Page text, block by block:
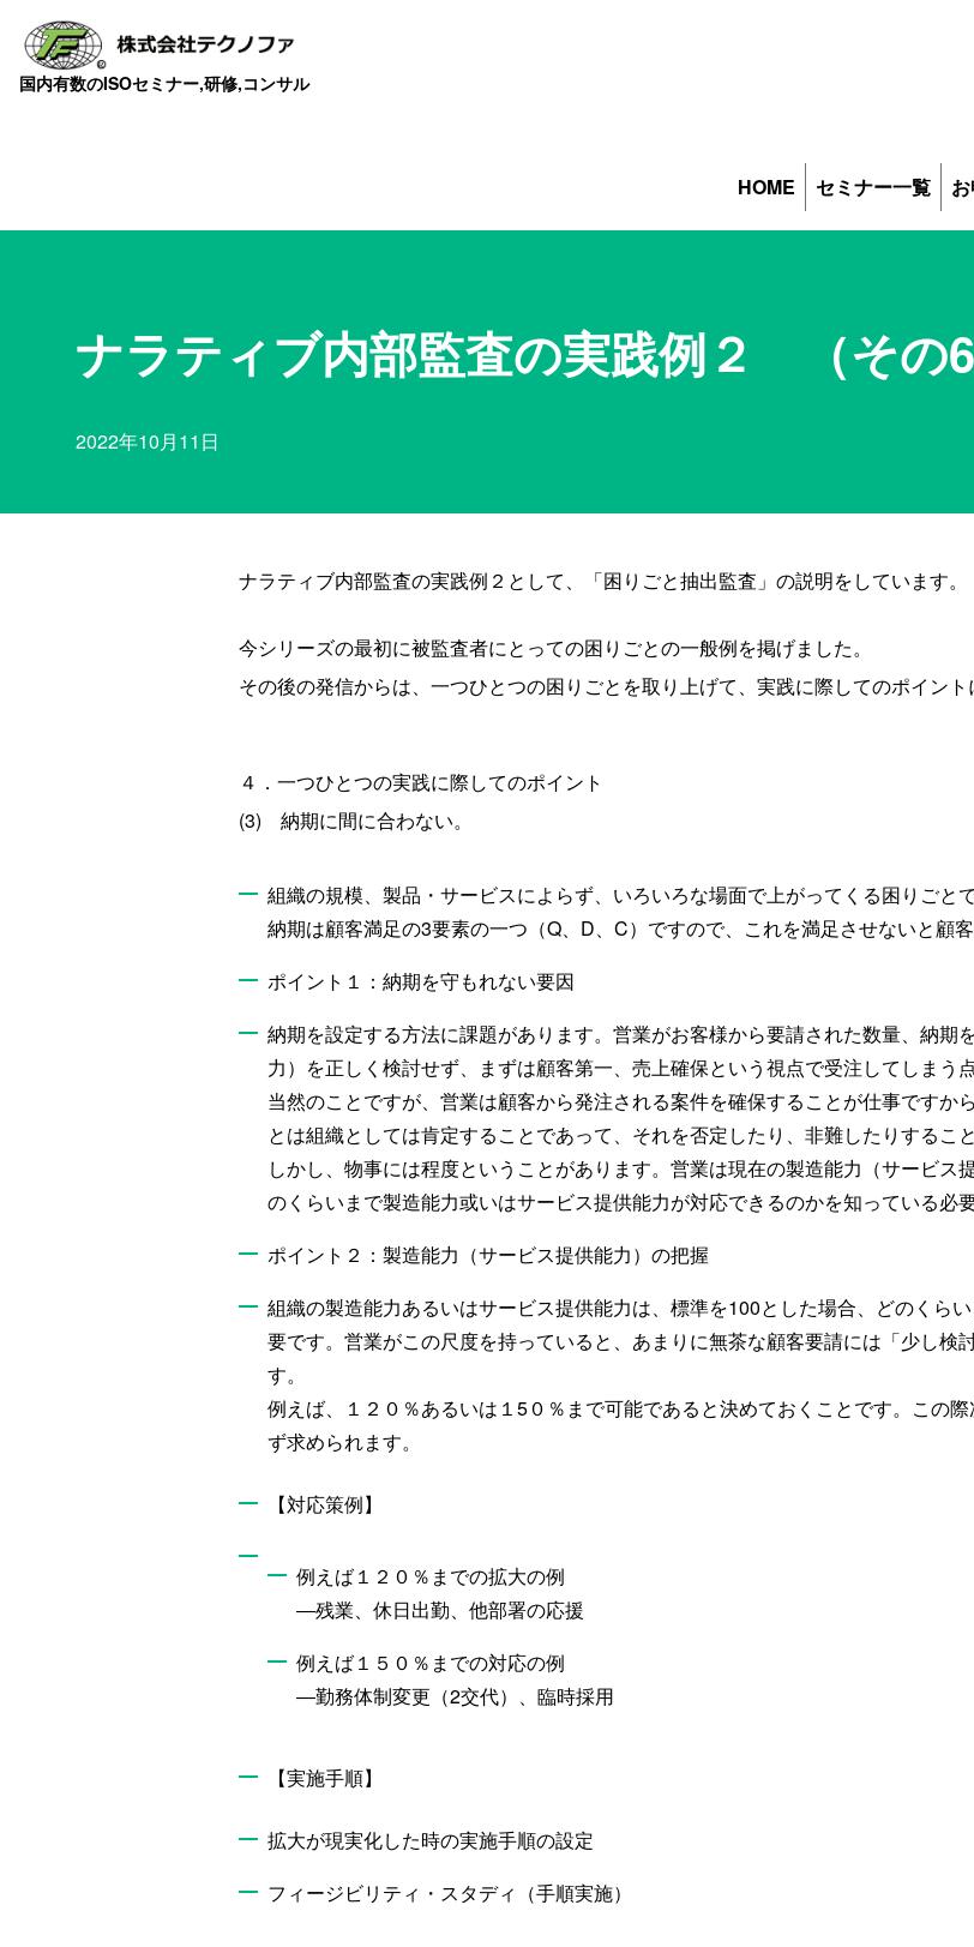
国内有数のISOセミナー,研修,コンサル
HOME セミナー一覧
ナラティブ内部監査の実践例２ （その6
2022年10月11日
ナラティブ内部監査の実践例２として、「困りごと抽出監査」の説明をしています。
今シリーズの最初に被監査者にとっての困りごとの一般例を掲げました。
その後の発信からは、一つひとつの困りごとを取り上げて、実践に際してのポイント
４．一つひとつの実践に際してのポイント
(3) 納期に間に合わない。
組織の規模、製品・サービスによらず、いろいろな場面で上がってくる困りごとで
納期は顧客満足の3要素の一つ（Q、D、C）ですので、これを満足させないと顧客
ポイント１：納期を守もれない要因
納期を設定する方法に課題があります。営業がお客様から要請された数量、納期
力）を正しく検討せず、まずは顧客第一、売上確保という視点で受注してしまう
当然のことですが、営業は顧客から発注される案件を確保することが仕事ですか
とは組織としては肯定することであって、それを否定したり、非難したりするこ
しかし、物事には程度ということがあります。営業は現在の製造能力（サービ
のくらいまで製造能力或いはサービス提供能力が対応できるのかを知っている必要
ポイント２：製造能力（サービス提供能力）の把握
組織の製造能力あるいはサービス提供能力は、標準を100とした場合、どのくら
要です。営業がこの尺度を持っていると、あまりに無茶な顧客要請には「少し検
す。
例えば、１２０％あるいは１5０％まで可能であると決めておくことです。この
ず求められます。
【対応策例】
例えば１２０％までの拡大の例
―残業、休日出勤、他部署の応援
例えば１５０％までの対応の例
―勤務体制変更（2交代）、臨時採用
【実施手順】
拡大が現実化した時の実施手順の設定
フィージビリティ・スタディ（手順実施）